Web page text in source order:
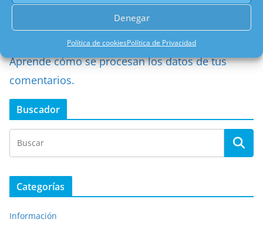
Denegar
Política de cookiesPolítica de Privacidad
Este sitio usa Akismet para reducir el spam.
Aprende cómo se procesan los datos de tus
comentarios.
Buscador
Categorías
Información